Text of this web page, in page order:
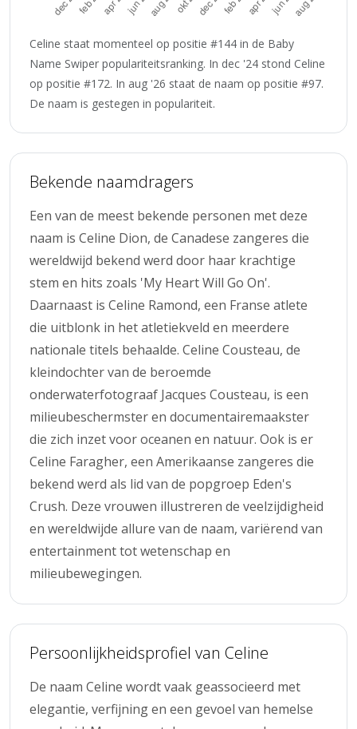
Celine staat momenteel op positie #144 in de Baby
Name Swiper populariteitsranking. In dec '24 stond Celine
op positie #172. In aug '26 staat de naam op positie #97.
De naam is gestegen in populariteit.
Bekende naamdragers
Een van de meest bekende personen met deze
naam is Celine Dion, de Canadese zangeres die
wereldwijd bekend werd door haar krachtige
stem en hits zoals 'My Heart Will Go On'.
Daarnaast is Celine Ramond, een Franse atlete
die uitblonk in het atletiekveld en meerdere
nationale titels behaalde. Celine Cousteau, de
kleindochter van de beroemde
onderwaterfotograaf Jacques Cousteau, is een
milieubeschermster en documentairemaakster
die zich inzet voor oceanen en natuur. Ook is er
Celine Faragher, een Amerikaanse zangeres die
bekend werd als lid van de popgroep Eden's
Crush. Deze vrouwen illustreren de veelzijdigheid
en wereldwijde allure van de naam, variërend van
entertainment tot wetenschap en
milieubewegingen.
Persoonlijkheidsprofiel van Celine
De naam Celine wordt vaak geassocieerd met
elegantie, verfijning en een gevoel van hemelse